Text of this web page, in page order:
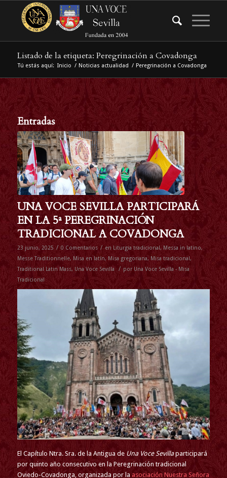
Listado de la etiqueta: Peregrinación a Covadonga
Tú estás aquí: Inicio / Noticias actualidad / Peregrinación a Covadonga
Entradas
UNA VOCE SEVILLA PARTICIPARÁ
EN LA 5ª PEREGRINACIÓN
TRADICIONAL A COVADONGA
23 junio, 2025 / 0 Comentarios / en Liturgia tradicional, Messa in latino,
Messe Traditionnelle, Misa en latín, Misa gregoriana, Misa tradicional,
Traditional Latin Mass, Una Voce Sevilla / por Una Voce Sevilla - Misa
Tradicional
El Capítulo Ntra. Sra. de la Antigua de Una Voce Sevillaparticipará
por quinto año consecutivo en la Peregrinación tradicional
Oviedo-Covadonga, organizada por la asociación Nuestra Señora